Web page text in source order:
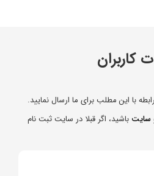
کاربران
با این مطلب برای ما ارسال نمایید.
سایت باشید، اگر قبلا در سایت ثبت نام